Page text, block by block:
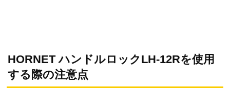
HORNET ハンドルロックLH-12Rを使用
する際の注意点